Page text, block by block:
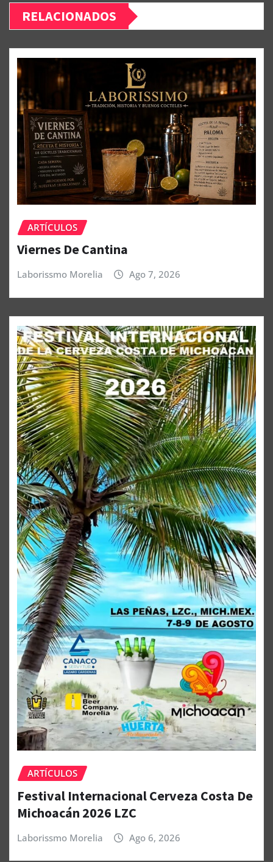
RELACIONADOS
ARTÍCULOS
Viernes De Cantina
Laborissmo Morelia Ago 7, 2026
ARTÍCULOS
Festival Internacional Cerveza Costa De
Michoacán 2026 LZC
Laborissmo Morelia Ago 6, 2026